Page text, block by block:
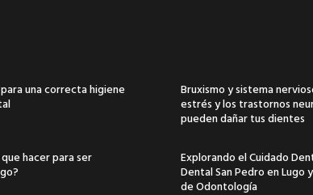
una correcta higiene
Bruxismo y sistema
estrés y los trastornos
pueden dañar tus dientes
que hacer para ser
Explorando el Cuidado
Dental San Pedro en Lugo
de Odontología